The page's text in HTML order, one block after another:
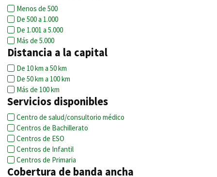
Menos de 500
De 500 a 1.000
De 1.001 a 5.000
Más de 5.000
Distancia a la capital
De 10 km a 50 km
De 50 km a 100 km
Más de 100 km
Servicios disponibles
Centro de salud/consultorio médico
Centros de Bachillerato
Centros de ESO
Centros de Infantil
Centros de Primaria
Cobertura de banda ancha